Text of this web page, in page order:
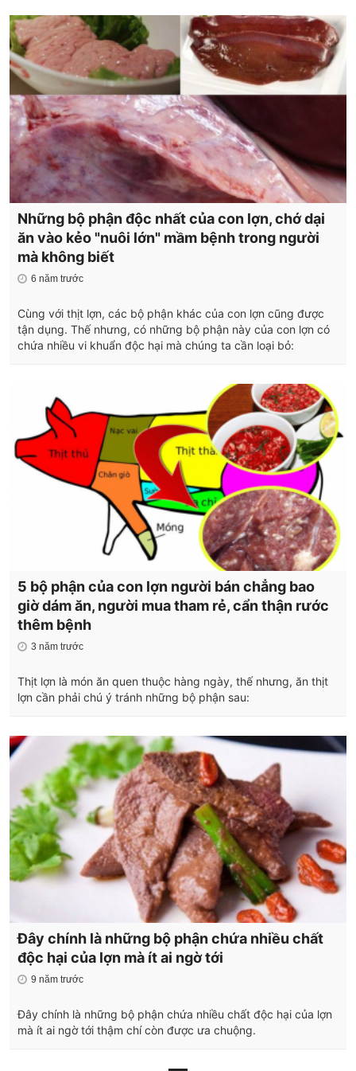
Những bộ phận độc nhất của con lợn, chớ dại
ăn vào kẻo "nuôi lớn" mầm bệnh trong người
mà không biết
6 năm trước
Cùng với thịt lợn, các bộ phận khác của con lợn cũng được
tận dụng. Thế nhưng, có những bộ phận này của con lợn có
chứa nhiều vi khuẩn độc hại mà chúng ta cần loại bỏ:
5 bộ phận của con lợn người bán chẳng bao
giờ dám ăn, người mua tham rẻ, cẩn thận rước
thêm bệnh
3 năm trước
Thịt lợn là món ăn quen thuộc hàng ngày, thế nhưng, ăn thịt
lợn cần phải chú ý tránh những bộ phận sau:
Đây chính là những bộ phận chứa nhiều chất
độc hại của lợn mà ít ai ngờ tới
9 năm trước
Đây chính là những bộ phận chứa nhiều chất độc hại của lợn
mà ít ai ngờ tới thậm chí còn được ưa chuộng.